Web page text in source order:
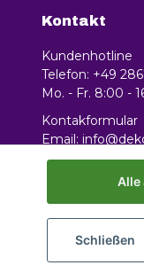
Kontakt
Kundenhotline
Telefon: +49
Mo. - Fr. 8:00 -
Kontakformular
Email:
Alle
Schließen